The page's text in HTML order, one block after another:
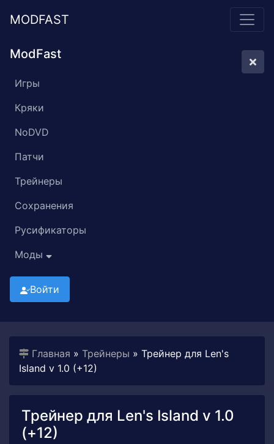
MODFAST
ModFast
Игры
Кряки
NoDVD
Патчи
Трейнеры
Сохранения
Русификаторы
Моды
Войти
Главная » Трейнеры » Трейнер для Len's
Island v 1.0 (+12)
Трейнер для Len's Island v 1.0
(+12)